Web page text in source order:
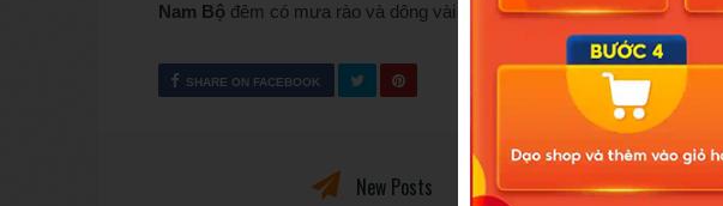
Nam Bộ đêm có mưa rào và dông vài nơi; ngày nắng nóng. Nhiệt độ từ
SHARE ON FACEBOOK
New Posts